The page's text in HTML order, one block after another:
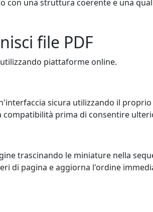
con una struttura coerente e una
file PDF
piattaforme online.
sicura utilizzando il
prima di consentire
trascinando le miniature nella
di pagina e aggiorna l'ordine